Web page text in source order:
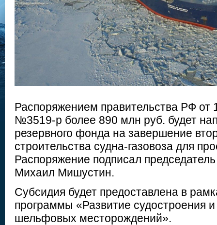
Распоряжением правительства РФ от
№3519-р более 890 млн руб. будет
резервного фонда на завершение
строительства судна-газовоза для
Распоряжение подписал
Михаил Мишустин.
Субсидия будет предоставлена в
программы «Развитие судостроения
шельфовых месторождений».